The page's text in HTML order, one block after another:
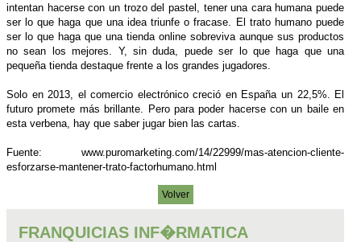
intentan hacerse con un trozo del pastel, tener una cara humana puede
ser lo que haga que una idea triunfe o fracase. El trato humano puede
ser lo que haga que una tienda online sobreviva aunque sus productos
no sean los mejores. Y, sin duda, puede ser lo que haga que una
pequeña tienda destaque frente a los grandes jugadores.
Solo en 2013, el comercio electrónico creció en España un 22,5%. El
futuro promete más brillante. Pero para poder hacerse con un baile en
esta verbena, hay que saber jugar bien las cartas.
Fuente: www.puromarketing.com/14/22999/mas-atencion-cliente-
esforzarse-mantener-trato-factorhumano.html
Volver
FRANQUICIAS INF�RMATICA